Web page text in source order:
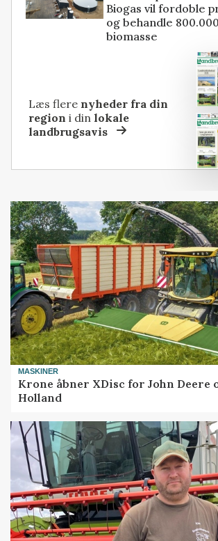
Biogas vil fordoble
og behandle
biomasse
Læs flere nyheder fra din
region i dinlokale
landbrugsavis
MASKINER
Krone åbner XDisc for John Deere
Holland